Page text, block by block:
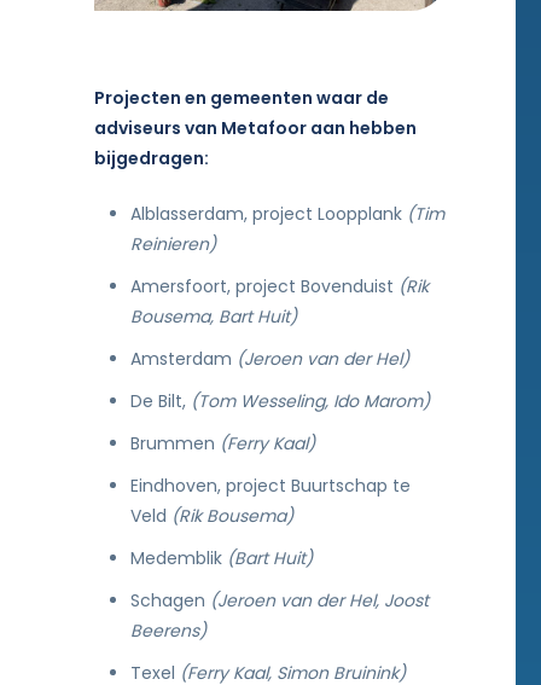
Projecten en gemeenten waar de
adviseurs van Metafoor aan hebben
bijgedragen:
Alblasserdam, project Loopplank (Tim
Reinieren)
Amersfoort, project Bovenduist (Rik
Bousema, Bart Huit)
Amsterdam (Jeroen van der Hel)
De Bilt, (Tom Wesseling, Ido Marom)
Brummen (Ferry Kaal)
Eindhoven, project Buurtschap te
Veld (Rik Bousema)
Medemblik (Bart Huit)
Schagen (Jeroen van der Hel, Joost
Beerens)
Texel (Ferry Kaal, Simon Bruinink)